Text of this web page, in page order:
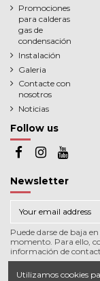
Promociones
para calderas
gas de
condensación
Instalación
Galeria
Contacte con
nosotros
Noticias
Follow us
Newsletter
Puede darse de baja
momento. Para ello,
información de
Utilizamos cookies